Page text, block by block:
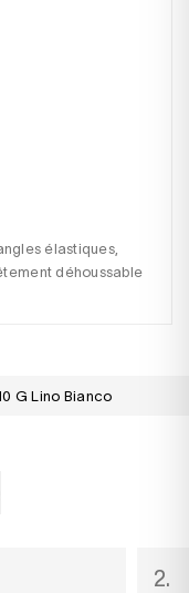
déhoussable
G Lino Bianco
2.